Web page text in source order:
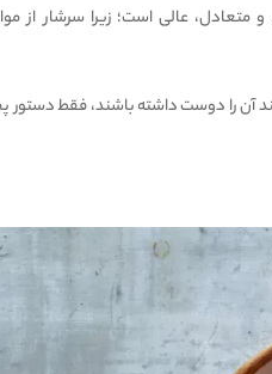
عالی است؛ زیرا سرشار از
آن را دوست داشته باشند، فقط